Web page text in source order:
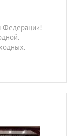
Федерации!